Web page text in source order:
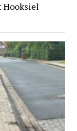
Hooksiel